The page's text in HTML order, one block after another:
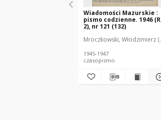
Wiadomości Mazurskie :
pismo codzienne. 1946
2), nr 121 (132)
Mroczkowski, Włodzimierz
1945-1947
czasopismo